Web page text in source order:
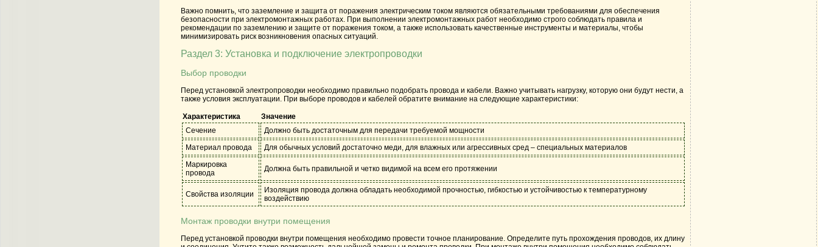
Важно помнить, что заземление и защита от поражения электрическим током являются обязательными требованиями для обеспечения
безопасности при электромонтажных работах. При выполнении электромонтажных работ необходимо строго соблюдать правила и
рекомендации по заземлению и защите от поражения током, а также использовать качественные инструменты и материалы, чтобы
минимизировать риск возникновения опасных ситуаций.
Раздел 3: Установка и подключение электропроводки
Выбор проводки
Перед установкой электропроводки необходимо правильно подобрать провода и кабели. Важно учитывать нагрузку, которую они будут нести, а
также условия эксплуатации. При выборе проводов и кабелей обратите внимание на следующие характеристики:
Характеристика
Значение
Сечение
Должно быть достаточным для передачи требуемой мощности
Материал провода
Для обычных условий достаточно меди, для влажных или агрессивных сред – специальных материалов
Маркировка
провода
Должна быть правильной и четко видимой на всем его протяжении
Свойства изоляции
Изоляция провода должна обладать необходимой прочностью, гибкостью и устойчивостью к температурному
воздействию
Монтаж проводки внутри помещения
Перед установкой проводки внутри помещения необходимо провести точное планирование. Определите путь прохождения проводов, их длину